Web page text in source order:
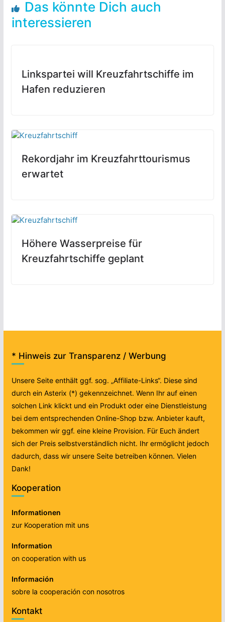
Das könnte Dich auch
interessieren
Linkspartei will Kreuzfahrtschiffe im
Hafen reduzieren
Rekordjahr im Kreuzfahrttourismus
erwartet
Höhere Wasserpreise für
Kreuzfahrtschiffe geplant
* Hinweis zur Transparenz / Werbung
Unsere Seite enthält ggf. sog. „Affiliate-Links“. Diese sind
durch ein Asterix (*) gekennzeichnet. Wenn Ihr auf einen
solchen Link klickt und ein Produkt oder eine Dienstleistung
bei dem entsprechenden Online-Shop bzw. Anbieter kauft,
bekommen wir ggf. eine kleine Provision. Für Euch ändert
sich der Preis selbstverständlich nicht. Ihr ermöglicht jedoch
dadurch, dass wir unsere Seite betreiben können. Vielen
Dank!
Kooperation
Informationen
zur Kooperation mit uns
Information
on cooperation with us
Información
sobre la cooperación con nosotros
Kontakt